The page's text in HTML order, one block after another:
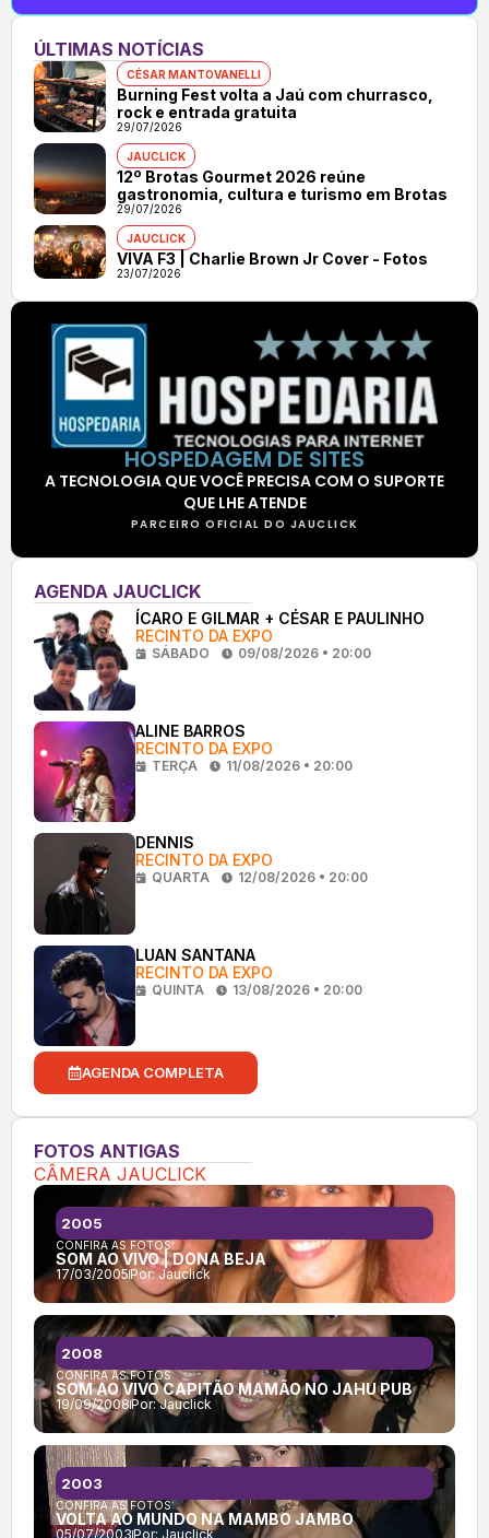
ÚLTIMAS NOTÍCIAS
CÉSAR MANTOVANELLI
Burning Fest volta a Jaú com churrasco,
rock e entrada gratuita
29/07/2026
JAUCLICK
12º Brotas Gourmet 2026 reúne
gastronomia, cultura e turismo em Brotas
29/07/2026
JAUCLICK
VIVA F3 | Charlie Brown Jr Cover - Fotos
23/07/2026
HOSPEDAGEM DE SITES
A TECNOLOGIA QUE VOCÊ PRECISA COM O SUPORTE
QUE LHE ATENDE
PARCEIRO OFICIAL DO JAUCLICK
AGENDA JAUCLICK
ÍCARO E GILMAR + CÉSAR E PAULINHO
RECINTO DA EXPO
SÁBADO 09/08/2026 • 20:00
ALINE BARROS
RECINTO DA EXPO
TERÇA 11/08/2026 • 20:00
DENNIS
RECINTO DA EXPO
QUARTA 12/08/2026 • 20:00
LUAN SANTANA
RECINTO DA EXPO
QUINTA 13/08/2026 • 20:00
AGENDA COMPLETA
FOTOS ANTIGAS
CÂMERA JAUCLICK
CONFIRA AS FOTOS:
SOM AO VIVO | DONA BEJA
17/03/2005Por:Jauclick
2005
CONFIRA AS FOTOS:
SOM AO VIVO CAPITÃO MAMÃO NO JAHU PUB
19/09/2008Por:Jauclick
2008
CONFIRA AS FOTOS:
VOLTA AO MUNDO NA MAMBO JAMBO
05/07/2003Por: Jauclick
2003